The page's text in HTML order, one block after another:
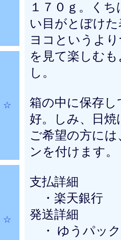
１７０ｇ。く
い目がとぼけ
ヨコというよ
を見て楽しむ
し。
箱の中に保存
好。しみ、日
ご希望の方に
ンを付けます。
支払詳細
・楽天銀行
発送詳細
・ ゆうパッ
☆
☆